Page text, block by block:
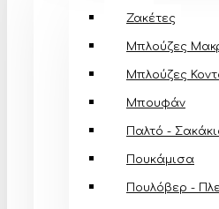
Ζακέτες
Μπλούζες
Μπλούζες
Μπουφάν
Παλτό -
Πουκάμισα
Πουλόβερ -